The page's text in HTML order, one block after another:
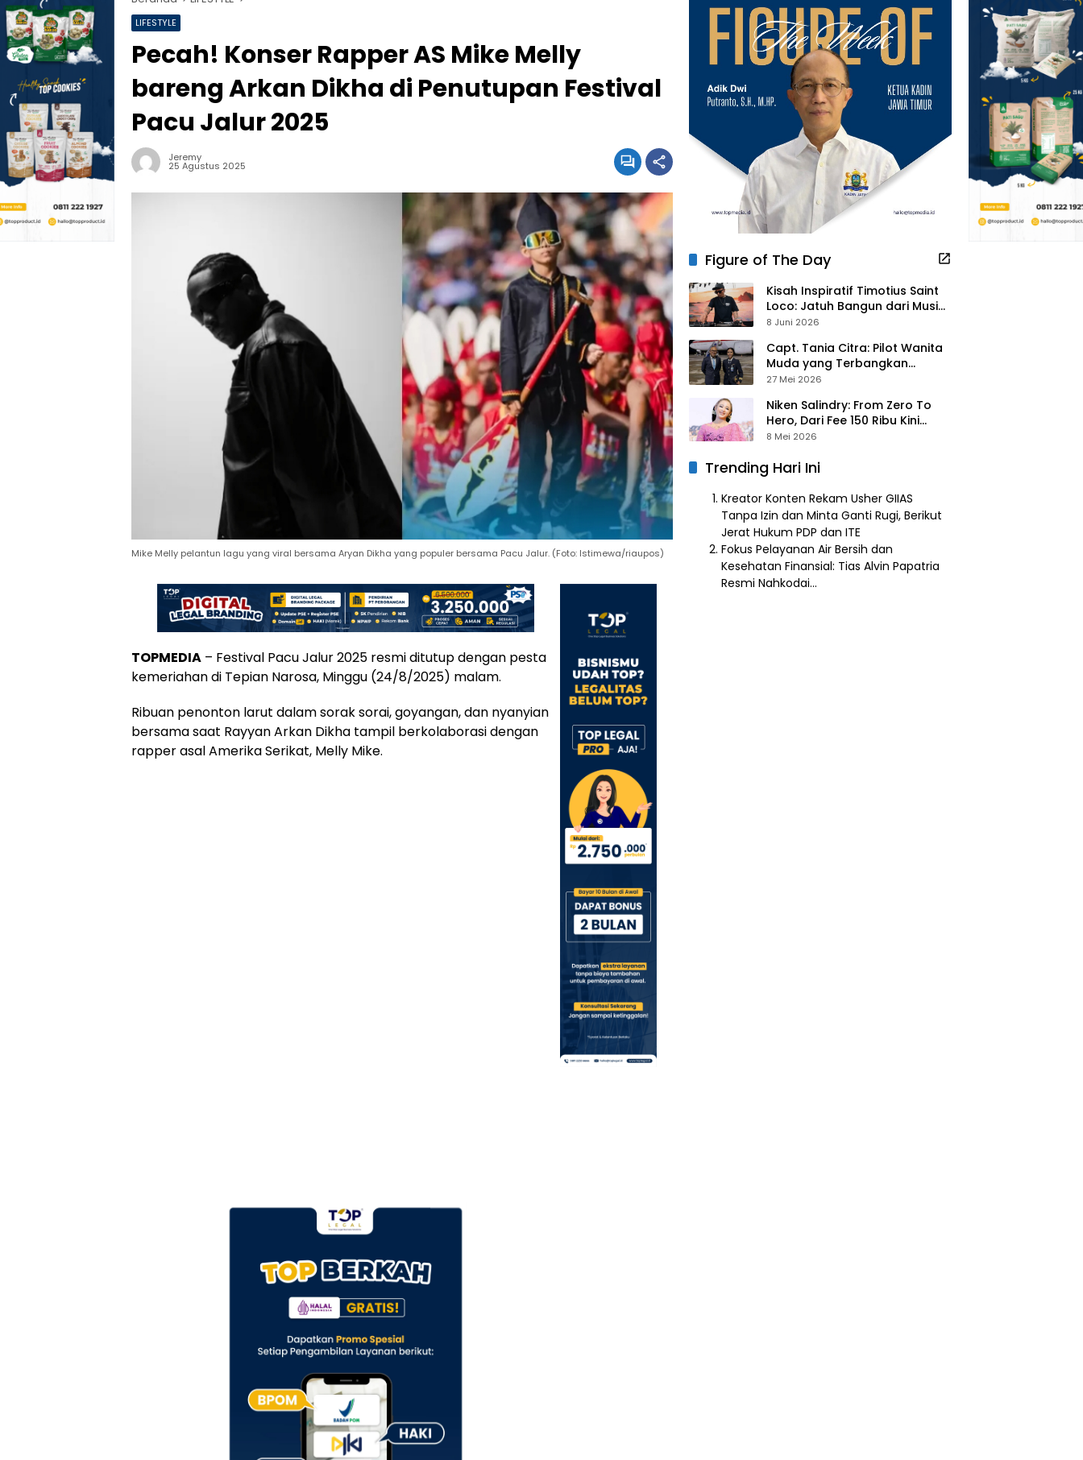
LIFESTYLE
Pecah! Konser Rapper AS Mike Melly
bareng Arkan Dikha di Penutupan Festival
Pacu Jalur 2025
Jeremy
25 Agustus 2025
Mike Melly pelantun lagu yang viral bersama Aryan Dikha yang populer bersama Pacu Jalur. (Foto: Istimewa/riaupos)
TOPMEDIA – Festival Pacu Jalur 2025 resmi ditutup dengan pesta
kemeriahan di Tepian Narosa, Minggu (24/8/2025) malam.
Ribuan penonton larut dalam sorak sorai, goyangan, dan nyanyian
bersama saat Rayyan Arkan Dikha tampil berkolaborasi dengan
rapper asal Amerika Serikat, Melly Mike.
Figure of The Day
Kisah Inspiratif Timotius Saint
Loco: Jatuh Bangun dari Musik,
Pelayanan Pastor, hingga
8 Juni 2026
Capt. Tania Citra: Pilot Wanita
Muda yang Terbangkan
Pesawat Presiden Prabowo ke
27 Mei 2026
Niken Salindry: From Zero To
Hero, Dari Fee 150 Ribu Kini
Punya Aset Miliaran
8 Mei 2026
Trending Hari Ini
Kreator Konten Rekam Usher GIIAS
Tanpa Izin dan Minta Ganti Rugi, Berikut
Jerat Hukum PDP dan ITE
Fokus Pelayanan Air Bersih dan
Kesehatan Finansial: Tias Alvin Papatria
Resmi Nahkodai…